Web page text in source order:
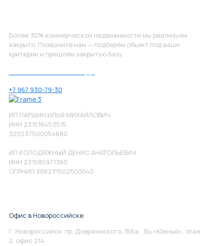
Более 30% коммерческой недвижимости мы реализуем
закрыто. Позвоните нам — подберём объект под ваши
критерии и пришлём закрытую базу.
+7 967 930-79-30
ИП ПАРШИН ИЛЬЯ МИХАЙЛОВИЧ
ИНН 231516453515
320237500054680
ИП КОЛОДЯЖНЫЙ ДЕНИС АНАТОЛЬЕВИЧ
ИНН 231580971360
ОГРНИП 306231502500040
Офис в Новороссийске
Г. Новороссийск, пр. Дзержинского, 156а, бц «Южный», этаж
2, офис 214.